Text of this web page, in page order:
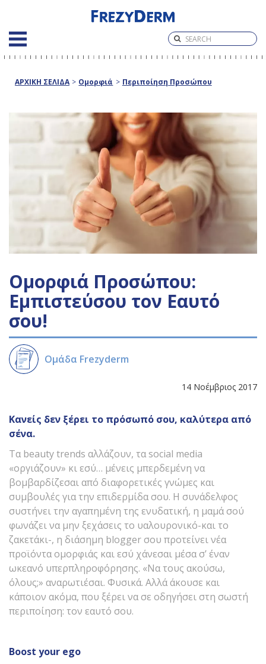
ΑΡΧΙΚΗ ΣΕΛΙΔΑ > Ομορφιά > Περιποίηση Προσώπου
Ομορφιά Προσώπου:
Εμπιστεύσου τον Εαυτό
σου!
Ομάδα Frezyderm
14 Νοέμβριος 2017
Κανείς δεν ξέρει το πρόσωπό σου, καλύτερα από
σένα.
Τα beauty trends αλλάζουν, τα social media
«οργιάζουν» κι εσύ… μένεις μπερδεμένη να
βομβαρδίζεσαι από διαφορετικές γνώμες και
συμβουλές για την επιδερμίδα σου. Η συνάδελφος
συστήνει την αγαπημένη της ενυδατική, η μαμά σού
φωνάζει να μην ξεχάσεις το υαλουρονικό-και το
ζακετάκι-, η διάσημη blogger σου προτείνει νέα
προϊόντα ομορφιάς και εσύ χάνεσαι μέσα σ’ έναν
ωκεανό υπερπληροφόρησης. «Να τους ακούσω,
όλους;» αναρωτιέσαι. Φυσικά. Αλλά άκουσε και
κάποιον ακόμα, που ξέρει να σε οδηγήσει στη σωστή
περιποίηση: τον εαυτό σου.
Boost your ego